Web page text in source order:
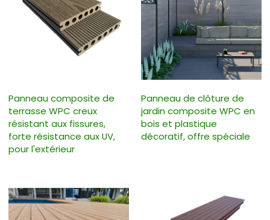
Panneau composite de
terrasse WPC creux
résistant aux fissures,
forte résistance aux UV,
pour l'extérieur
Panneau de clôture de
jardin composite WPC en
bois et plastique
décoratif, offre spéciale